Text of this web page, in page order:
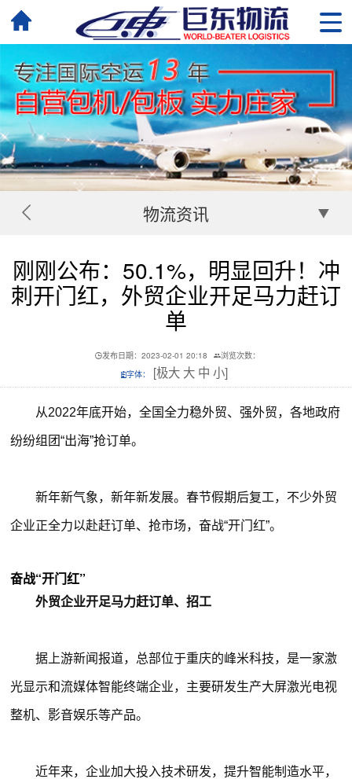
物流资讯
刚刚公布：50.1%，明显回升！冲
刺开门红，外贸企业开足马力赶订
单
发布日期：2023-02-01 20:18
浏览次数：
字体：
[极大 大 中 小]
从2022年底开始，全国全力稳外贸、强外贸，各地政府
纷纷组团“出海”抢订单。
新年新气象，新年新发展。春节假期后复工，不少外贸
企业正全力以赴赶订单、抢市场，奋战“开门红”。
奋战“开门红”
外贸企业开足马力赶订单、招工
据上游新闻报道，总部位于重庆的峰米科技，是一家激
光显示和流媒体智能终端企业，主要研发生产大屏激光电视
整机、影音娱乐等产品。
近年来，企业加大投入技术研发，提升智能制造水平，